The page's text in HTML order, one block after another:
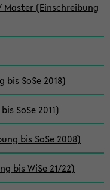
Master (Einschreibung
SoSe 2018)
SoSe 2011)
bis SoSe 2008)
bis WiSe 21/22)